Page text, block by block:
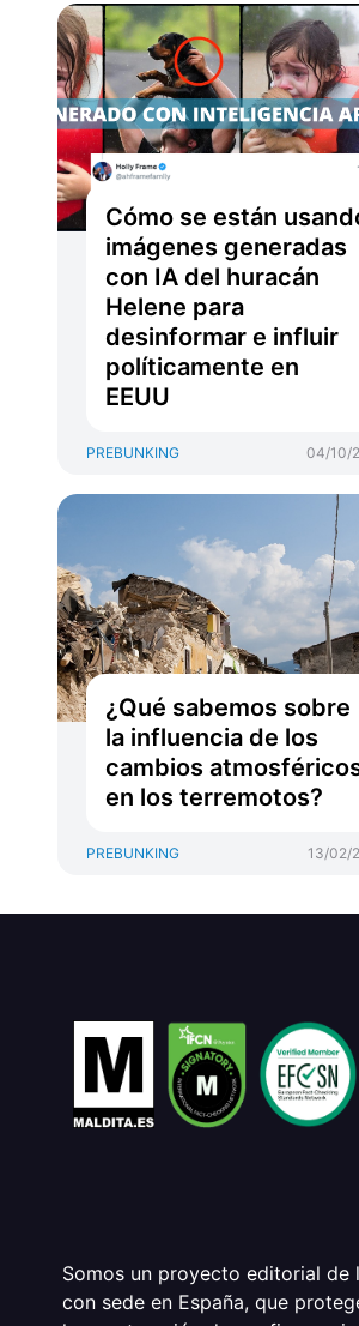
Cómo se están
imágenes generadas
con IA del huracán
Helene para
desinformar e influir
políticamente en
EEUU
PREBUNKING 04/10/
¿Qué sabemos sobre
la influencia de los
cambios
en los terremotos?
PREBUNKING 13/02/
Somos un proyecto editorial de
con sede en España, que